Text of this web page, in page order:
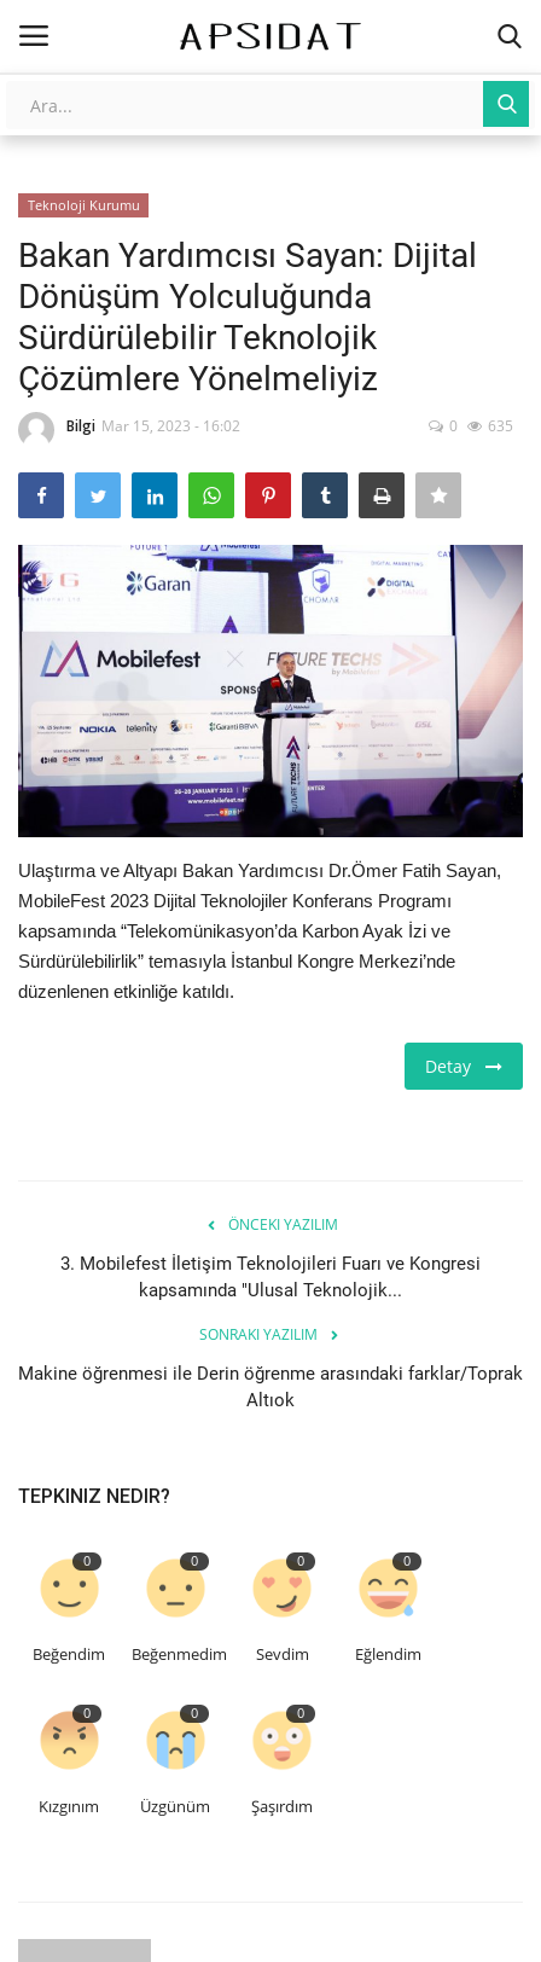
Giriş Kayıt Ol
AnaSayfa
İletişim
Yapay Zeka
Tarım
E-Devlet Sistemleri
Enerji
Tubitak
Teknoloji Kurumu
Teknoloji
Yazılım Dilleri
Makaleler
Teknoloji Kurumu
Bakan Yardımcısı Sayan: Dijital
Dönüşüm Yolculuğunda
Sürdürülebilir Teknolojik
Çözümlere Yönelmeliyiz
Bilgi Mar 15, 2023 - 16:02 0 635
Ulaştırma ve Altyapı Bakan Yardımcısı Dr.Ömer Fatih Sayan,
MobileFest 2023 Dijital Teknolojiler Konferans Programı
kapsamında “Telekomünikasyon’da Karbon Ayak İzi ve
Sürdürülebilirlik” temasıyla İstanbul Kongre Merkezi’nde
düzenlenen etkinliğe katıldı.
Detay
ÖNCEKI YAZILIM
3. Mobilefest İletişim Teknolojileri Fuarı ve Kongresi
kapsamında "Ulusal Teknolojik...
SONRAKI YAZILIM
Makine öğrenmesi ile Derin öğrenme arasındaki farklar/Toprak
Altıok
TEPKINIZ NEDIR?
0
Beğendim
0
Beğenmedim
0
Sevdim
0
Eğlendim
0
Kızgınım
0
Üzgünüm
0
Şaşırdım